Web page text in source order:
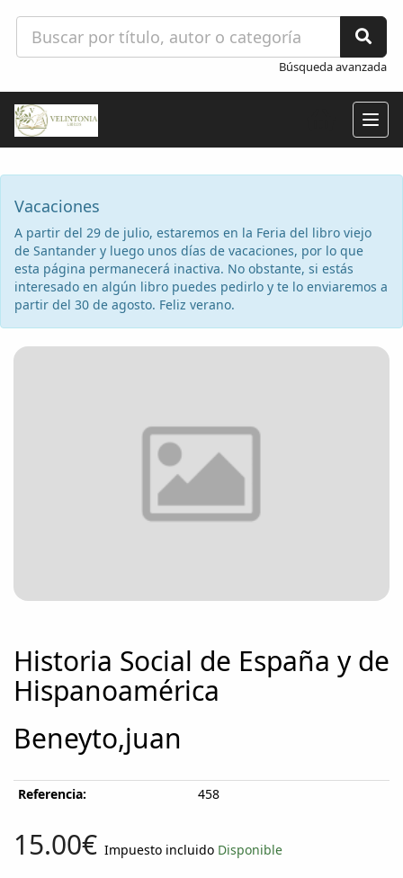
Búsqueda avanzada
Vacaciones
A partir del 29 de julio, estaremos en la Feria del libro viejo
de Santander y luego unos días de vacaciones, por lo que
esta página permanecerá inactiva. No obstante, si estás
interesado en algún libro puedes pedirlo y te lo enviaremos a
partir del 30 de agosto. Feliz verano.
Historia Social de España y de
Hispanoamérica
Beneyto,juan
Referencia: 458
15.00€ Impuesto incluido Disponible